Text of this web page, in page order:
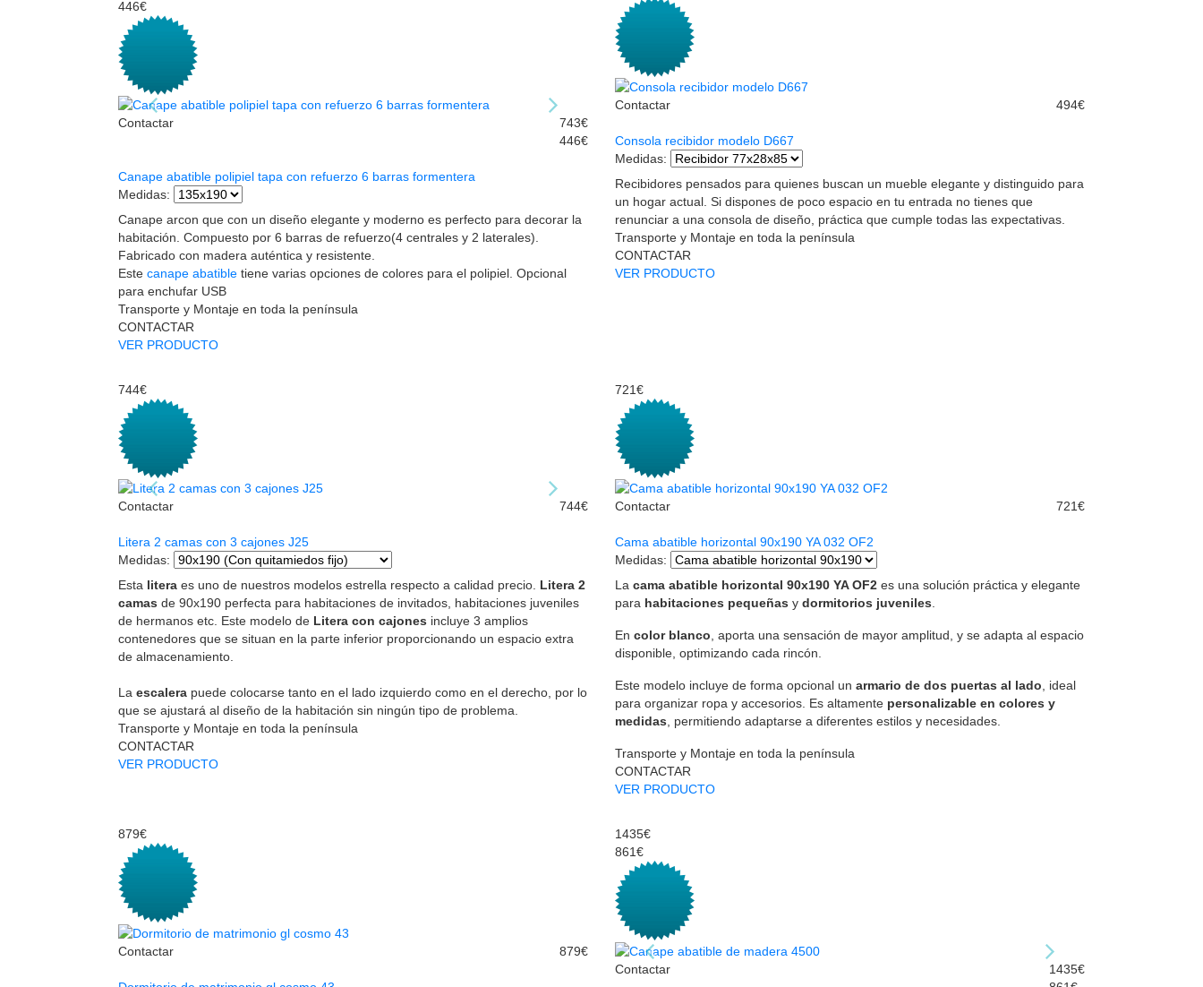
446€
Contactar
743€
446€
Canape abatible polipiel tapa con refuerzo 6 barras formentera
Medidas:
Canape arcon que con un diseño elegante y moderno es perfecto para decorar la
habitación. Compuesto por 6 barras de refuerzo(4 centrales y 2 laterales).
Fabricado con madera auténtica y resistente.
Este canape abatible tiene varias opciones de colores para el polipiel. Opcional
para enchufar USB
Transporte y Montaje en toda la península
CONTACTAR
VER PRODUCTO
Contactar 494€
Consola recibidor modelo D667
Medidas:
Recibidores pensados para quienes buscan un mueble elegante y distinguido para
un hogar actual. Si dispones de poco espacio en tu entrada no tienes que
renunciar a una consola de diseño, práctica que cumple todas las expectativas.
Transporte y Montaje en toda la península
CONTACTAR
VER PRODUCTO
744€
Contactar 744€
Litera 2 camas con 3 cajones J25
Medidas:
Esta litera es uno de nuestros modelos estrella respecto a calidad precio. Litera 2
camas de 90x190 perfecta para habitaciones de invitados, habitaciones juveniles
de hermanos etc. Este modelo de Litera con cajones incluye 3 amplios
contenedores que se situan en la parte inferior proporcionando un espacio extra
de almacenamiento.
La escalera puede colocarse tanto en el lado izquierdo como en el derecho, por lo
que se ajustará al diseño de la habitación sin ningún tipo de problema.
Transporte y Montaje en toda la península
CONTACTAR
VER PRODUCTO
721€
Contactar 721€
Cama abatible horizontal 90x190 YA 032 OF2
Medidas:
La cama abatible horizontal 90x190 YA OF2 es una solución práctica y elegante
para habitaciones pequeñas y dormitorios juveniles.
En color blanco, aporta una sensación de mayor amplitud, y se adapta al espacio
disponible, optimizando cada rincón.
Este modelo incluye de forma opcional un armario de dos puertas al lado, ideal
para organizar ropa y accesorios. Es altamente personalizable en colores y
medidas, permitiendo adaptarse a diferentes estilos y necesidades.
Transporte y Montaje en toda la península
CONTACTAR
VER PRODUCTO
879€
Contactar 879€
1435€
861€
Contactar
1435€